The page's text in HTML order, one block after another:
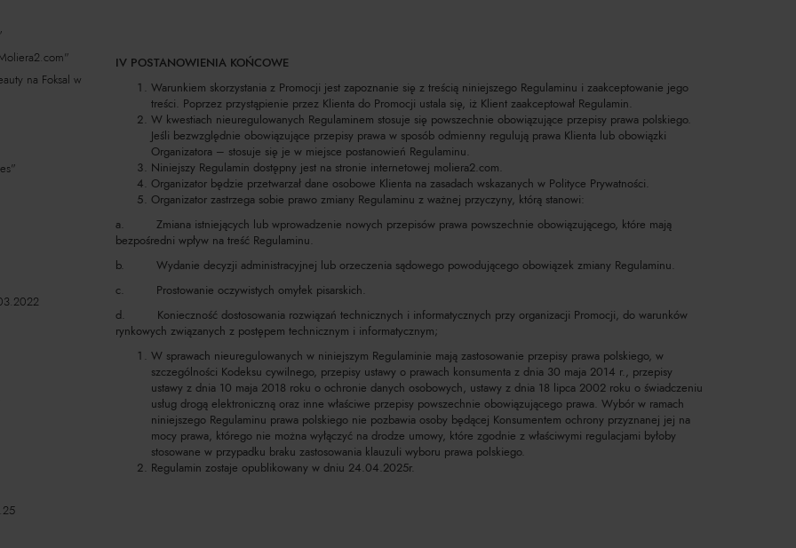
na Foksal w
IV POSTANOWIENIA KOŃCOWE
Warunkiem skorzystania z Promocji jest zapoznanie się z treścią niniejszego Regulaminu i zaakceptowanie jego
treści. Poprzez przystąpienie przez Klienta do Promocji ustala się, iż Klient zaakceptował Regulamin.
W kwestiach nieuregulowanych Regulaminem stosuje się powszechnie obowiązujące przepisy prawa polskiego.
Jeśli bezwzględnie obowiązujące przepisy prawa w sposób odmienny regulują prawa Klienta lub obowiązki
Organizatora – stosuje się je w miejsce postanowień Regulaminu.
Niniejszy Regulamin dostępny jest na stronie internetowej moliera2.com.
Organizator będzie przetwarzał dane osobowe Klienta na zasadach wskazanych w Polityce Prywatności.
Organizator zastrzega sobie prawo zmiany Regulaminu z ważnej przyczyny, którą stanowi:
a. Zmiana istniejących lub wprowadzenie nowych przepisów prawa powszechnie obowiązującego, które mają
bezpośredni wpływ na treść Regulaminu.
b. Wydanie decyzji administracyjnej lub orzeczenia sądowego powodującego obowiązek zmiany Regulaminu.
c. Prostowanie oczywistych omyłek pisarskich.
d. Konieczność dostosowania rozwiązań technicznych i informatycznych przy organizacji Promocji, do warunków
rynkowych związanych z postępem technicznym i informatycznym;
W sprawach nieuregulowanych w niniejszym Regulaminie mają zastosowanie przepisy prawa polskiego, w
szczególności Kodeksu cywilnego, przepisy ustawy o prawach konsumenta z dnia 30 maja 2014 r., przepisy
ustawy z dnia 10 maja 2018 roku o ochronie danych osobowych, ustawy z dnia 18 lipca 2002 roku o świadczeniu
usług drogą elektroniczną oraz inne właściwe przepisy powszechnie obowiązującego prawa. Wybór w ramach
niniejszego Regulaminu prawa polskiego nie pozbawia osoby będącej Konsumentem ochrony przyznanej jej na
mocy prawa, którego nie można wyłączyć na drodze umowy, które zgodnie z właściwymi regulacjami byłoby
stosowane w przypadku braku zastosowania klauzuli wyboru prawa polskiego.
Regulamin zostaje opublikowany w dniu 24.04.2025r.